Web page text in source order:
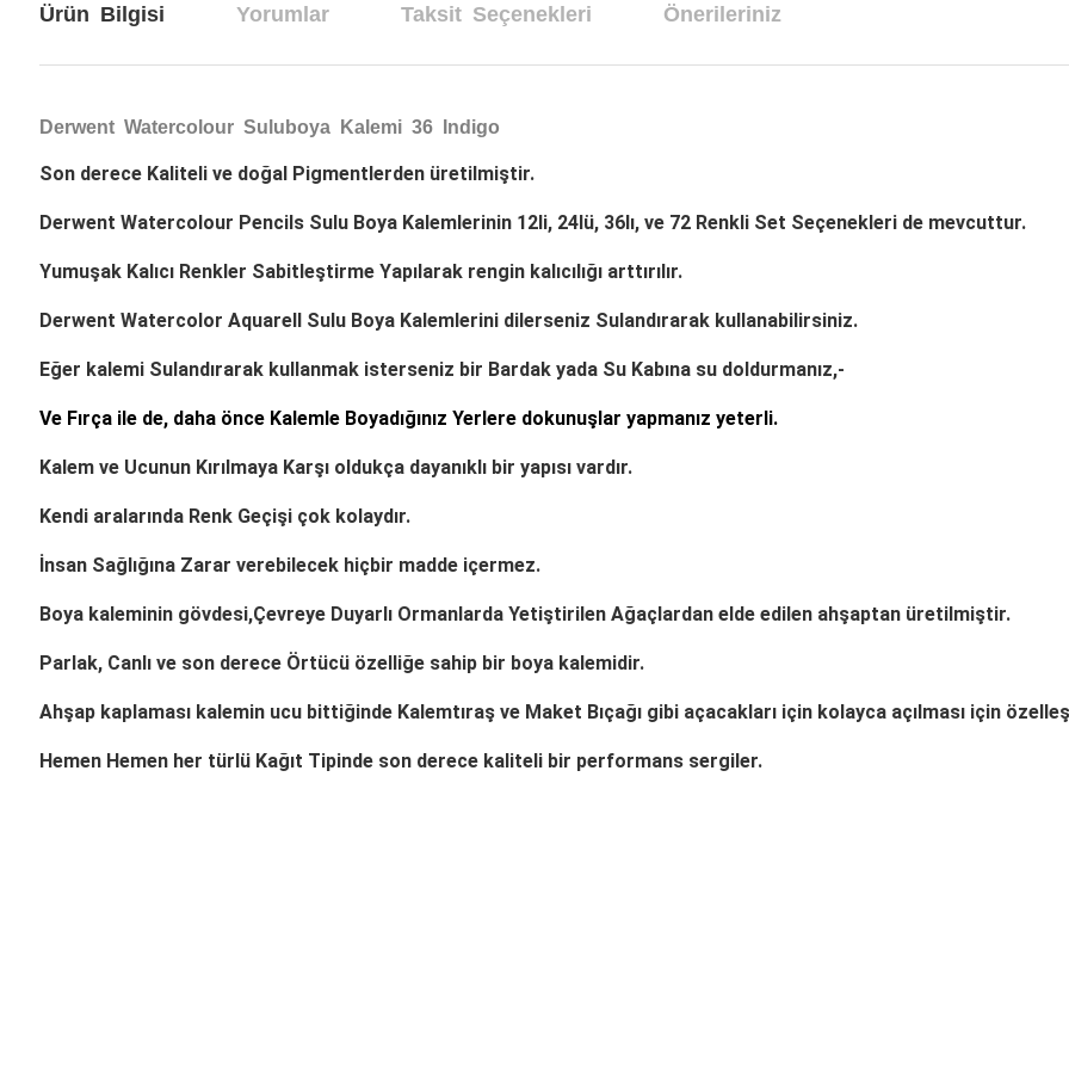
Ürün Bilgisi Yorumlar Taksit Seçenekleri Önerileriniz
Derwent Watercolour Suluboya Kalemi 36 Indigo
Son derece Kaliteli ve doğal Pigmentlerden üretilmiştir.
Derwent Watercolour Pencils Sulu Boya Kalemlerinin 12li, 24lü, 36lı, ve 72 Renkli Set Seçenekleri de mevcuttur.
Yumuşak Kalıcı Renkler Sabitleştirme Yapılarak rengin kalıcılığı arttırılır.
Derwent Watercolor Aquarell Sulu Boya Kalemlerini dilerseniz Sulandırarak kullanabilirsiniz.
Eğer kalemi Sulandırarak kullanmak isterseniz bir Bardak yada Su Kabına su doldurmanız,-
Ve Fırça ile de, daha önce Kalemle Boyadığınız Yerlere dokunuşlar yapmanız yeterli.
Kalem ve Ucunun Kırılmaya Karşı oldukça dayanıklı bir yapısı vardır.
Kendi aralarında Renk Geçişi çok kolaydır.
İnsan Sağlığına Zarar verebilecek hiçbir madde içermez.
Boya kaleminin gövdesi,Çevreye Duyarlı Ormanlarda Yetiştirilen Ağaçlardan elde edilen ahşaptan üretilmiştir.
Parlak, Canlı ve son derece Örtücü özelliğe sahip bir boya kalemidir.
Ahşap kaplaması kalemin ucu bittiğinde Kalemtıraş ve Maket Bıçağı gibi açacakları için kolayca açılması için
Hemen Hemen her türlü Kağıt Tipinde son derece kaliteli bir performans sergiler.